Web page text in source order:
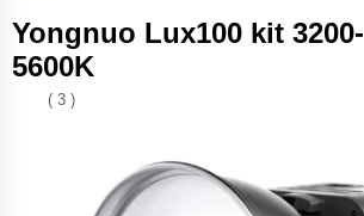
Yongnuo Lux100 kit 3200-
5600K
( 3 )